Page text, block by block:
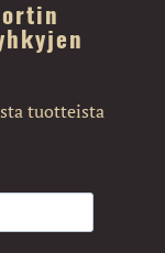
tuotteista